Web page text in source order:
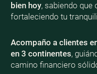
bien hoy, sabiendo que
fortaleciendo tu
Acompaño a clientes
en 3 continentes,
camino financiero